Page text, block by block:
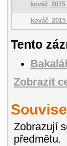
Tento
Zobrazit
Zobrazují
předmětu.